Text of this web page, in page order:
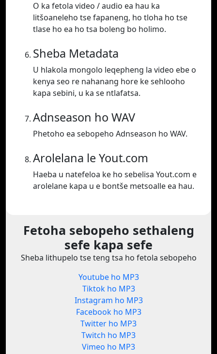
O ka fetola video / audio ea hau ka
litšoaneleho tse fapaneng, ho tloha ho tse
tlase ho ea ho tsa boleng bo holimo.
Sheba Metadata
U hlakola mongolo leqepheng la video ebe o
kenya seo re nahanang hore ke sehlooho
kapa sebini, u ka se ntlafatsa.
Adnseason ho WAV
Phetoho ea sebopeho Adnseason ho WAV.
Arolelana le Yout.com
Haeba u natefeloa ke ho sebelisa Yout.com e
arolelane kapa u e bontše metsoalle ea hau.
Fetoha sebopeho sethaleng
sefe kapa sefe
Sheba lithupelo tse teng tsa ho fetola sebopeho
Youtube ho MP3
Tiktok ho MP3
Instagram ho MP3
Facebook ho MP3
Twitter ho MP3
Twitch ho MP3
Vimeo ho MP3